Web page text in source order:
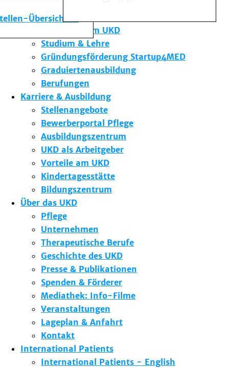
Übersicht
Die Institute des UKD
Forschung am UKD
Studium & Lehre
Gründungsförderung Startup4MED
Graduiertenausbildung
Berufungen
Karriere & Ausbildung
Stellenangebote
Bewerberportal Pflege
Ausbildungszentrum
UKD als Arbeitgeber
Vorteile am UKD
Kindertagesstätte
Bildungszentrum
Über das UKD
Pflege
Unternehmen
Therapeutische Berufe
Geschichte des UKD
Presse & Publikationen
Spenden & Förderer
Mediathek: Info-Filme
Veranstaltungen
Lageplan & Anfahrt
Kontakt
International Patients
International Patients - English